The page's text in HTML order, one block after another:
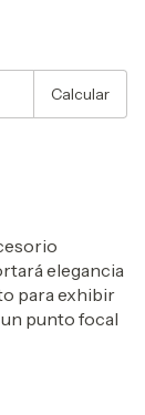
Calcular
elegancia
para exhibir
punto focal